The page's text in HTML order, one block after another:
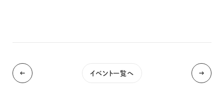
イベント一覧へ